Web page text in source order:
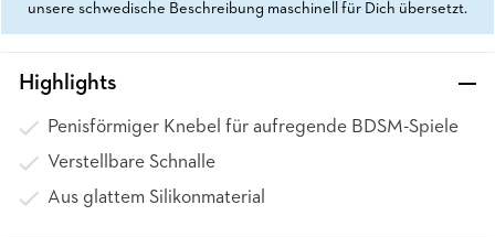
unsere schwedische Beschreibung maschinell für Dich übersetzt.
Highlights
Penisförmiger Knebel für aufregende BDSM-Spiele
Verstellbare Schnalle
Aus glattem Silikonmaterial